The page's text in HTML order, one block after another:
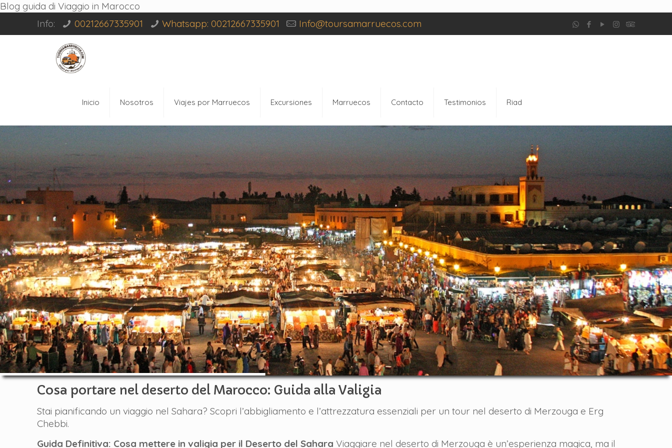
Blog guida di Viaggio in Marocco
Info:
00212667335901 Whatsapp: 00212667335901 Info@toursamarruecos.com
Inicio Nosotros Viajes por Marruecos Excursiones Marruecos Contacto Testimonios Riad
Cosa portare nel deserto del Marocco: Guida alla Valigia
Stai pianificando un viaggio nel Sahara? Scopri l’abbigliamento e l’attrezzatura essenziali per un tour nel deserto di Merzouga e Erg
Chebbi.
Guida Definitiva: Cosa mettere in valigia per il Deserto del Sahara Viaggiare nel deserto di Merzouga è un’esperienza magica, ma il